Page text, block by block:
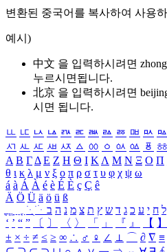
변환된 중국어를 복사하여 사용
예시)
中文 을 입력하시려면
누르시면됩니다.
北京 을 입력하시려면
시면 됩니다.
ㅥ ㅦ ㅧ ㅨ ㅩ ㅪ ㅫ ㅬ ㅭ ㅮ ㅯ ㅰ
ㅺ ㅻ ㅼ ㅽ ㅾ ㅿ ㆀ ㆁ ㆂ ㆃ ㆄ ㆅ
Α Β ΓΔ Ε Ζ Η Θ Ι ΚΛ Μ Ν Ξ Ο Π
θ ι κ λ μ ν ξ ο π ρ σ τ υ φ χ ψ ω
á à Á À é è É È ç Ç ê
Ä Ö Ü ä ö ü ß
ִֶֹ ֻּ ׁׂ ל ח י ע כ ג ד ש ץ ת צ מ נ ה ב
‘ ’ “ ” 〔 〕 〈 〉 「 」 『 』 【 】
± × ÷ ≠ ≤ ≥ ∞ ∴ ♂ ♀ ∠ ⊥ ⌒ ∂ ∇ ≡